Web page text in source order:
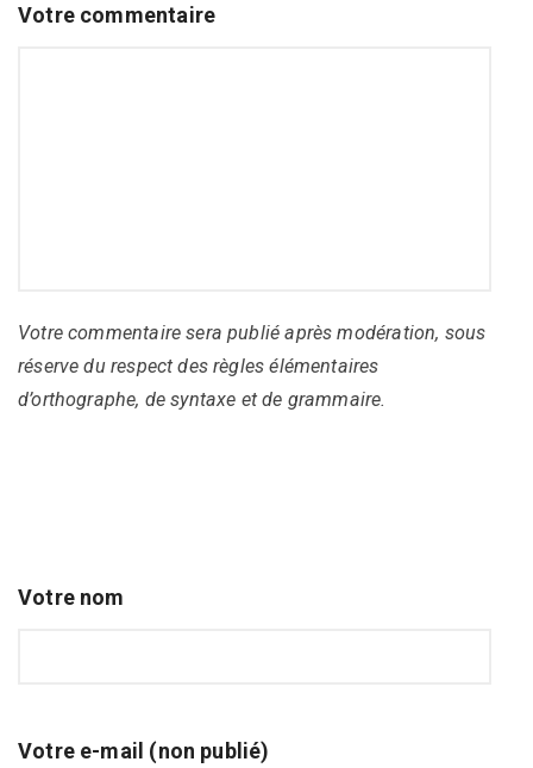
Votre commentaire
Votre commentaire sera publié après modération, sous
réserve du respect des règles élémentaires
d’orthographe, de syntaxe et de grammaire.
Votre nom
Votre e-mail (non publié)